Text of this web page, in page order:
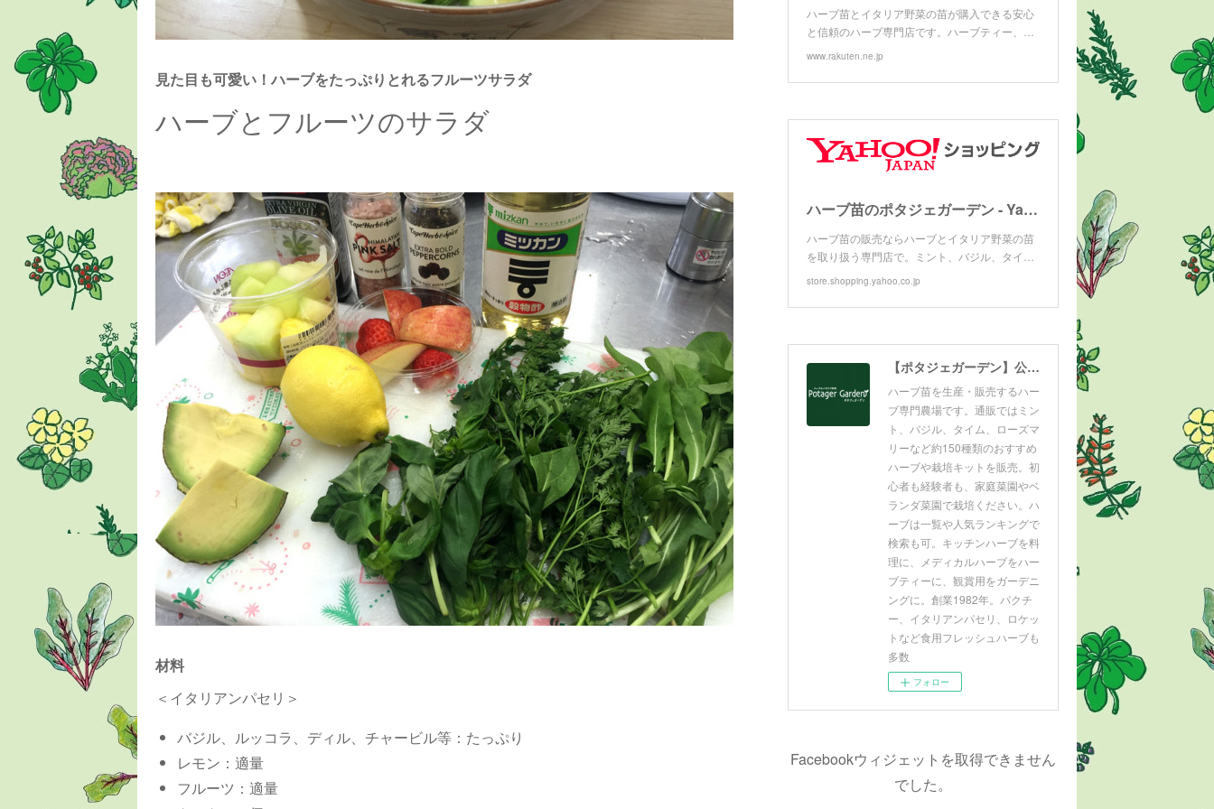
見た目も可愛い！ハーブをたっぷりとれるフルーツサラダ
ハーブとフルーツのサラダ
材料
＜イタリアンパセリ＞
バジル、ルッコラ、ディル、チャービル等：たっぷり
レモン：適量
フルーツ：適量
ハーブ苗とイタリア野菜の苗が購入できる安心
と信頼のハーブ専門店です。ハーブティー、…
www.rakuten.ne.jp
ハーブ苗のポタジェガーデン - Yahoo!ショッピング
ハーブ苗の販売ならハーブとイタリア野菜の苗
を取り扱う専門店で。ミント、バジル、タイ…
store.shopping.yahoo.co.jp
【ポタジェガーデン】公式サイト
ハーブ苗を生産・販売するハー
ブ専門農場です。通販ではミン
ト、バジル、タイム、ローズマ
リーなど約150種類のおすすめ
ハーブや栽培キットを販売。初
心者も経験者も、家庭菜園やベ
ランダ菜園で栽培ください。ハ
ーブは一覧や人気ランキングで
検索も可。キッチンハーブを料
理に、メディカルハーブをハー
ブティーに、観賞用をガーデニ
ングに。創業1982年。パクチ
ー、イタリアンパセリ、ロケッ
トなど食用フレッシュハーブも
多数
フォロー
Facebookウィジェットを取得できません
でした。